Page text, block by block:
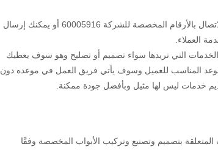
ليس هناك أسهل من التواصل مع رقم نجار ابواب فكل ما عليك فعله هو الاتصال بالأرقام المخصصة للشركة 60005916 أو يمكنك إرسال
العملاء.
الخدمات التي تريدها سواء تصميم أو تصليح وهو سوف يعطيك
المناسب للعميل وسوف يأتي فريق العمل في موعده دون
خدمات ليس لها مثيل وبأفضل جودة ممكنة.
بتصميم وتصنيع وتركيب الأبواب المخصصة وفقًا